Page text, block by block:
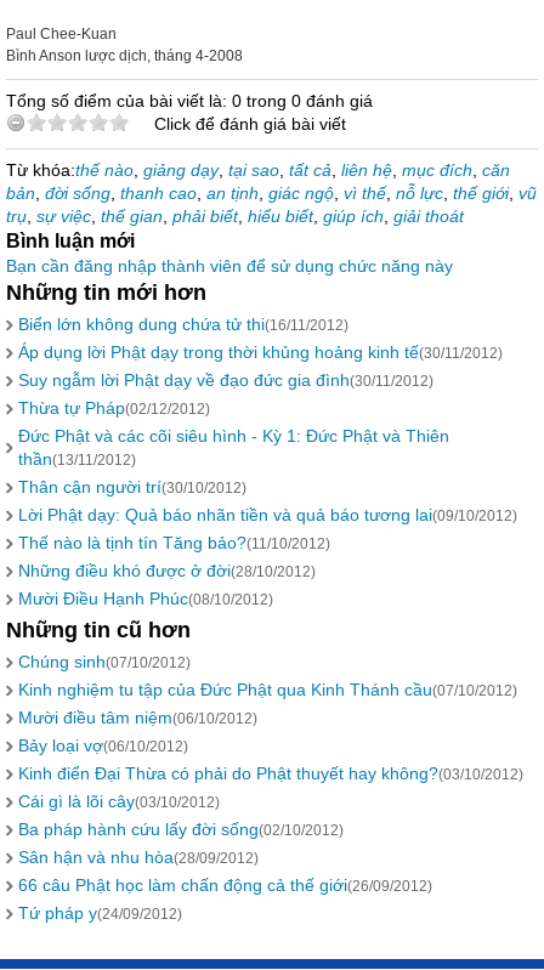
Paul Chee-Kuan
Bình Anson lược dịch, tháng 4-2008
Tổng số điểm của bài viết là: 0 trong 0 đánh giá
Click để đánh giá bài viết
Từ khóa:thế nào giảng dạy, tại sao tất cả liên hệ mục đích căn
bản đời sống thanh cao an tịnh giác ngộ vì thế, nỗ lực thế giới, vũ
trụ sự việc thế gian phải biết, hiểu biết, giúp ích giải thoát
Bình luận mới
Bạn cần đăng nhập thành viên để sử dụng chức năng này
Những tin mới hơn
Biển lớn không dung chứa tử thi(16/11/2012)
Áp dụng lời Phật dạy trong thời khủng hoảng kinh tế(30/11/2012)
Suy ngẫm lời Phật dạy về đạo đức gia đình(30/11/2012)
Thừa tự Pháp(02/12/2012)
Đức Phật và các cõi siêu hình - Kỳ 1: Đức Phật và Thiên
thần(13/11/2012)
Thân cận người trí(30/10/2012)
Lời Phật dạy: Quả báo nhãn tiền và quả báo tương lai(09/10/2012)
Thế nào là tịnh tín Tăng bảo?(11/10/2012)
Những điều khó được ở đời(28/10/2012)
Mười Điều Hạnh Phúc(08/10/2012)
Những tin cũ hơn
Chúng sinh(07/10/2012)
Kinh nghiệm tu tập của Đức Phật qua Kinh Thánh cầu(07/10/2012)
Mười điều tâm niệm(06/10/2012)
Bảy loại vợ(06/10/2012)
Kinh điển Đại Thừa có phải do Phật thuyết hay không?(03/10/2012)
Cái gì là lõi cây(03/10/2012)
Ba pháp hành cứu lấy đời sống(02/10/2012)
Sân hận và nhu hòa(28/09/2012)
66 câu Phật học làm chấn động cả thế giới(26/09/2012)
Tứ pháp y(24/09/2012)